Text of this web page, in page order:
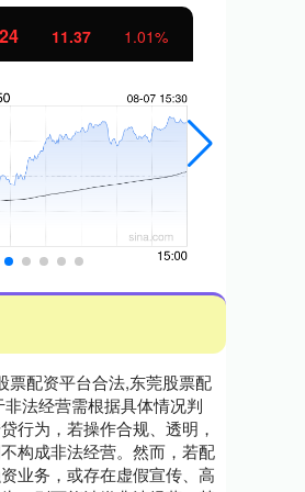
11.37 1.01%
票配资平台合法,东莞股票配
法经营需根据具体情况判
行为，若操作合规、透明，
构成非法经营。然而，若配
业务，或存在虚假宣传、高